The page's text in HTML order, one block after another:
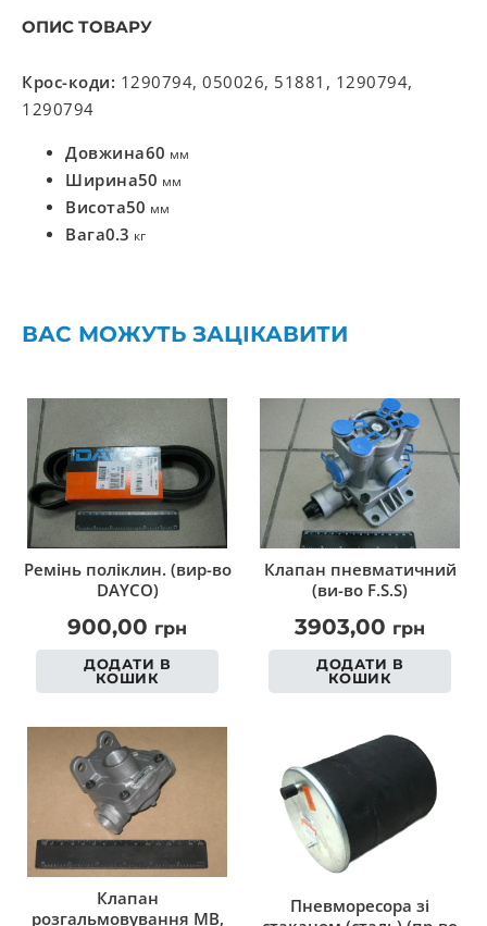
ОПИС ТОВАРУ
Крос-коди: 1290794, 050026, 51881, 1290794,
1290794
Довжина60 мм
Ширина50 мм
Висота50 мм
Вага0.3 кг
ВАС МОЖУТЬ ЗАЦІКАВИТИ
Ремінь поліклин. (вир-во
DAYCO)
900,00 грн
ДОДАТИ В
КОШИК
Клапан пневматичний
(ви-во F.S.S)
3903,00 грн
ДОДАТИ В
КОШИК
Клапан
розгальмовування MB,
Пневморесора зі